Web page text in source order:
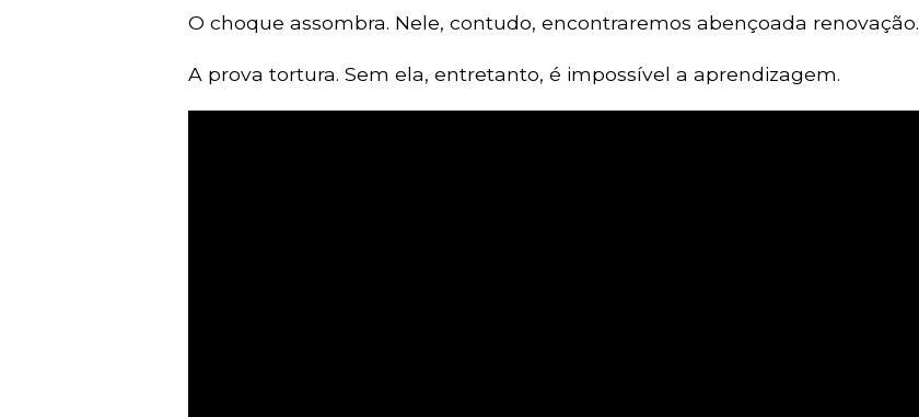
O choque assombra. Nele, contudo, encontraremos abençoada renovação.
A prova tortura. Sem ela, entretanto, é impossível a aprendizagem.